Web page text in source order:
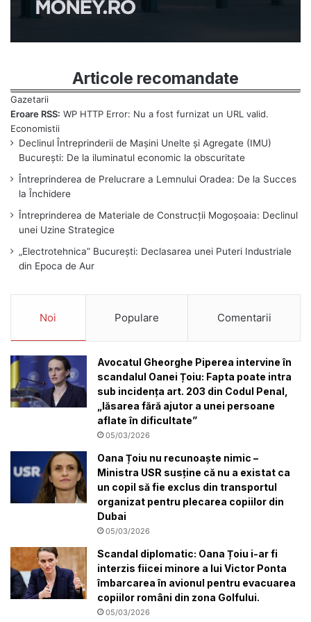
Articole recomandate
Eroare RSS: WP HTTP Error: Nu a fost furnizat un URL valid.
Declinul Întreprinderii de Mașini Unelte și Agregate (IMU)
București: De la iluminatul economic la obscuritate
Întreprinderea de Prelucrare a Lemnului Oradea: De la Succes
la Închidere
Întreprinderea de Materiale de Construcții Mogoșoaia: Declinul
unei Uzine Strategice
„Electrotehnica” București: Declasarea unei Puteri Industriale
din Epoca de Aur
Noi Populare Comentarii
Avocatul Gheorghe Piperea intervine în
scandalul Oanei Țoiu: Fapta poate intra
sub incidența art. 203 din Codul Penal,
„lăsarea fără ajutor a unei persoane
aflate în dificultate”
05/03/2026
Oana Țoiu nu recunoaște nimic –
Ministra USR susține că nu a existat ca
un copil să fie exclus din transportul
organizat pentru plecarea copiilor din
Dubai
05/03/2026
Scandal diplomatic: Oana Țoiu i-ar fi
interzis fiicei minore a lui Victor Ponta
îmbarcarea în avionul pentru evacuarea
copiilor români din zona Golfului.
05/03/2026